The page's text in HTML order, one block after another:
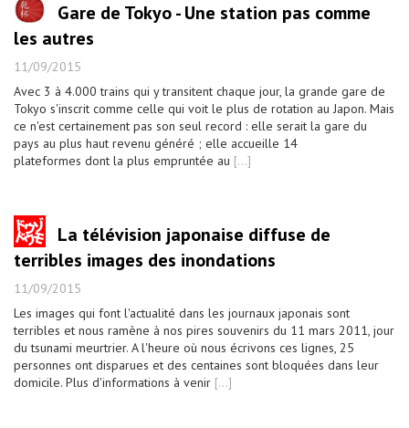
Gare de Tokyo - Une station pas comme
les autres
11/09/2015
Avec 3 à 4.000 trains qui y transitent chaque jour, la grande gare de
Tokyo s'inscrit comme celle qui voit le plus de rotation au Japon. Mais
ce n'est certainement pas son seul record : elle serait la gare du
pays au plus haut revenu généré ; elle accueille 14
plateformes dont la plus empruntée au [...]
La télévision japonaise diffuse de
terribles images des inondations
11/09/2015
Les images qui font l'actualité dans les journaux japonais sont
terribles et nous ramène à nos pires souvenirs du 11 mars 2011, jour
du tsunami meurtrier. A l'heure où nous écrivons ces lignes, 25
personnes ont disparues et des centaines sont bloquées dans leur
domicile. Plus d'informations à venir [...]